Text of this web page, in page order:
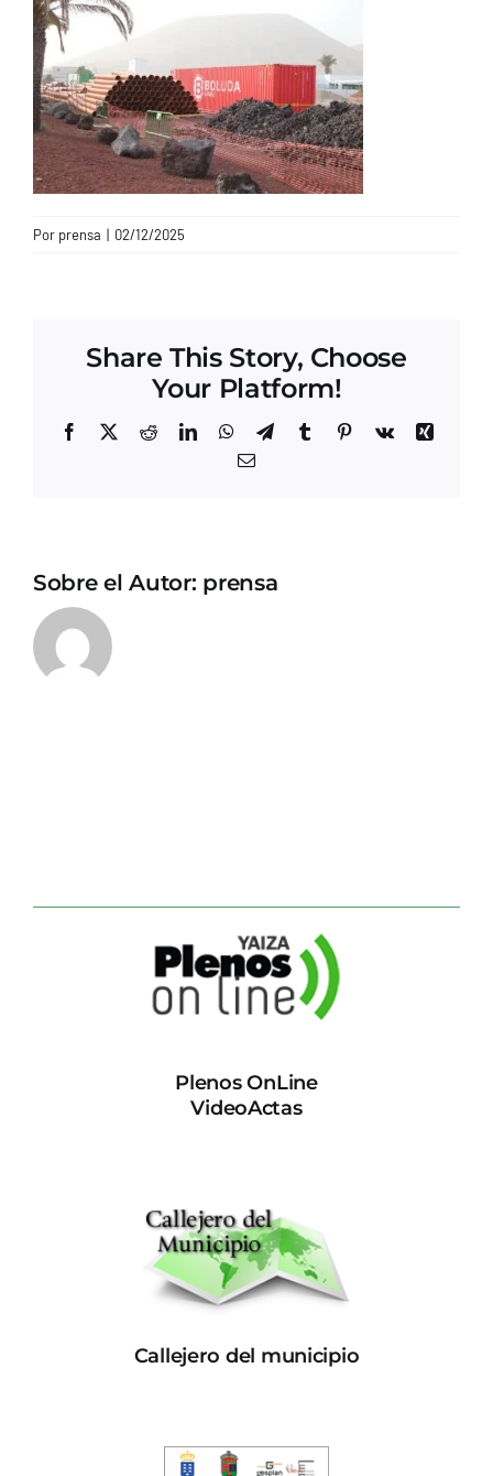
CONTACTO
Por prensa | 02/12/2025
Share This Story, Choose
Your Platform!
Facebook
X RedditLinkedInWhatsApp
TelegramTumblrPinterest
Vk
Xing
Correo
Sobre el Autor: prensa
Plenos OnLine
VideoActas
Callejero del municipio